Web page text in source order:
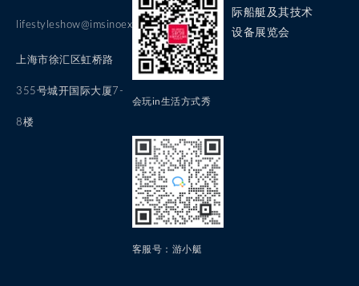
lifestyleshow@imsinoexpo.com
上海市徐汇区虹桥路
355号城开国际大厦7-
8楼
会玩in生活方式秀
客服号：游小艇
际船艇及其技术
设备展览会